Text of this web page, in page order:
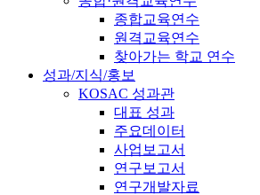
종합교육연수
원격교육연수
찾아가는 학교 연수
성과/지식/홍보
KOSAC 성과관
대표 성과
주요데이터
사업보고서
연구보고서
연구개발자료